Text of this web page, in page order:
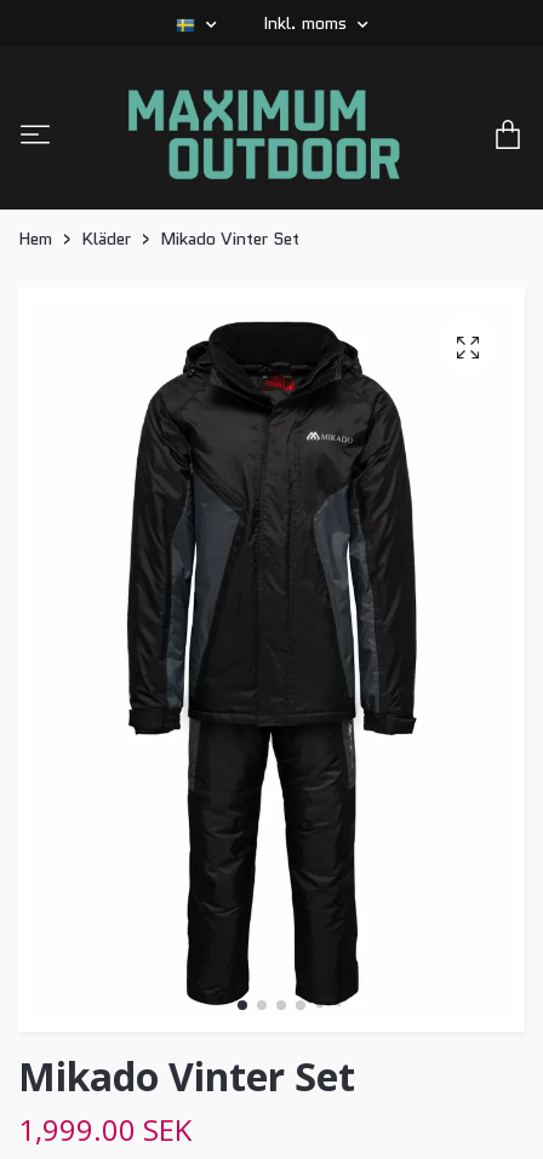
Inkl. moms
Hem Kläder Mikado Vinter Set
Mikado Vinter Set
1,999.00 SEK